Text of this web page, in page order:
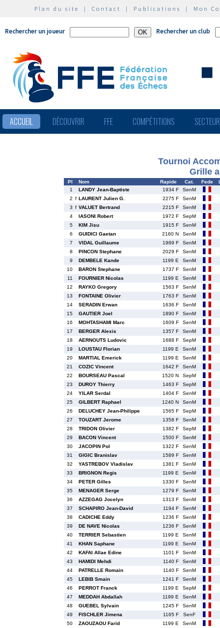
Plan du site | Contact | Publications | Mon
Rechercher un joueur Rechercher un club
ACCUEIL DÉCOUVRIR FFE COMPÉTITIONS
Tournoi
Grille
Pl Nom Rapide Cat. Fede
1
LANDY Jean-Baptiste 1934 F
SenM
2 f LAURENT Julien G. 2275 F
SenM
3 f VALUET Bertrand 2215 F
SenM
4
IASONI Robert 1972 F
SepM
5
KIM Jisu 1915 F
SenM
6
GUIDICI Gaetan 2160 N
SenM
7
VIDAL Guillaume 1989 F
SenM
8
PINCON Stephane 2029 F
SenM
9
DEMBELE Kande 1199 E
SenM
10
BARON Stephane 1737 F
SenM
11
FOURNIER Nicolas 1199 E
SenM
12
RAYKO Gregory 1563 F
SenM
13
FONTAINE Olivier 1763 F
SenM
14
SERADIN Erwan 1636 F
SenM
15
GAUTIER Joel 1890 F
SenM
16
MOHTASHAMI Marc 1609 F
SenM
17
BERGER Alexis 1357 F
SenM
18
AERNOUTS Ludovic 1688 F
SepM
19
LOUSTAU Florian 1199 E
SenM
20
MARTIAL Emerick 1199 E
SenM
21
COZIC Vincent 1642 F
SenM
22
BOURSEAU Pascal 1520 N
SepM
23
DUROY Thierry 1463 F
SepM
24
YILAR Serdal 1404 F
SenM
25
GILBERT Raphael 1240 N
SenM
26
DELUCHEY Jean-Philippe 1565 F
SepM
27
TOUZART Jerome 1358 F
SenM
28
TRIDON Olivier 1382 F
SepM
29
BACON Vincent 1500 F
SenM
30
JACOPIN Pol 1322 F
SenM
31
GIGIC Branislav 1589 F
SenM
32
YASTREBOV Vladislav 1381 F
SenM
33
BRIGNON Regis 1199 E
SenM
34
PETER Gilles 1330 F
SenM
35
MENAGER Serge 1279 F
SenM
36
AZZEGAG Jocelyn 1313 F
SenM
37
SCHAPIRO Jean-David 1194 F
SenM
38
CADICHE Eddy 1236 F
SenM
39
DE NAVE Nicolas 1236 F
SenM
40
TERRIER Sebastien 1199 E
SenM
41
KHAN Saphane 1199 E
SenM
42
KAFAI Allae Edine 1101 F
SenM
43
HAMIDI Mehdi 1140 F
SenM
44
PATRELLE Romain 1140 F
SenM
45
LEBIB Smain 1241 F
SenM
46
PERROT Franck 1199 E
SepM
47
MEDDAH Abdallah 1199 E
SenM
48
GUEBEL Sylvain 1245 F
SenM
49
FISCHLER Jimena 1165 F
SenF
50
ZAOUZAOU Farid 1199 E
SenM